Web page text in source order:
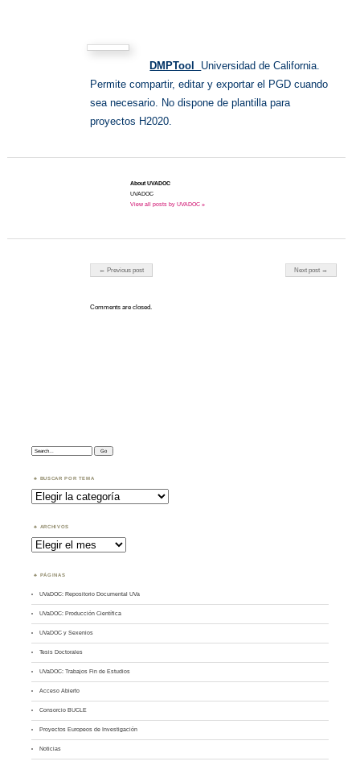
DMPTool Universidad de California.
Permite compartir, editar y exportar el PGD cuando
sea necesario. No dispone de plantilla para
proyectos H2020.
About UVADOC
UVADOC
View all posts by UVADOC »
Post navigation
← Previous post Next post →
Comments are closed.
Search:
BUSCAR POR TEMA
Buscar
por
Tema
ARCHIVOS
Archivos
PÁGINAS
UVaDOC: Repositorio Documental UVa
UVaDOC: Producción Científica
UVaDOC y Sexenios
Tesis Doctorales
UVaDOC: Trabajos Fin de Estudios
Acceso Abierto
Consorcio BUCLE
Proyectos Europeos de Investigación
Noticias